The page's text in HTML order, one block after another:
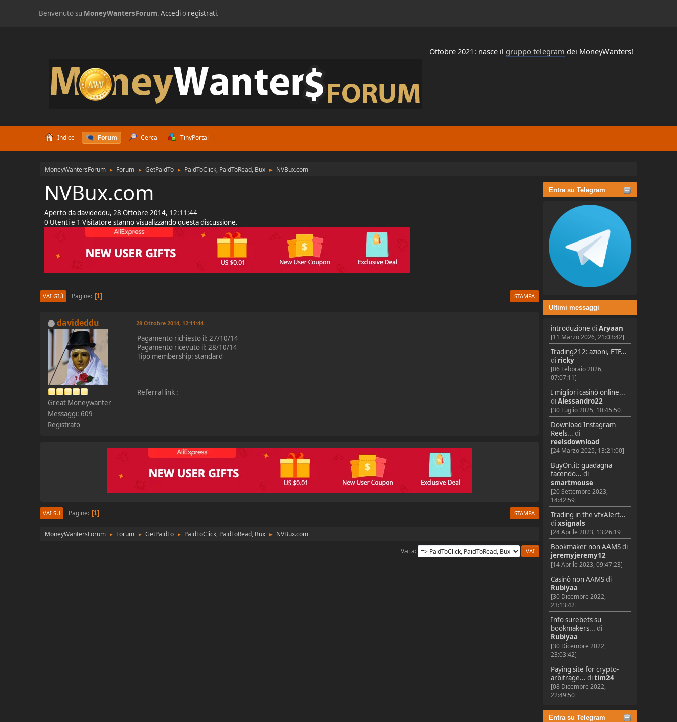
Benvenuto su MoneyWantersForum.Accedio registrati.
Ottobre 2021: nasce il gruppo telegram dei MoneyWanters!
Indice Forum Cerca TinyPortal
MoneyWantersForum ► Forum ► GetPaidTo ► PaidToClick, PaidToRead, Bux ► NVBux.com
Entra su Telegram
Ultimi messaggi
introduzione diAryaan
[11 Marzo 2026, 21:03:42]
Trading212: azioni, ETF...
di ricky
[06 Febbraio 2026,
07:07:11]
I migliori casinò online...
diAlessandro22
[30 Luglio 2025, 10:45:50]
Download Instagram
Reels... di
reelsdownload
[24 Marzo 2025, 13:21:00]
BuyOn.it: guadagna
facendo... di
smartmouse
[20 Settembre 2023,
14:42:59]
Trading in the vfxAlert...
dixsignals
[24 Aprile 2023, 13:26:19]
Bookmaker non AAMSdi
jeremyjeremy12
[14 Aprile 2023, 09:47:23]
Casinò non AAMSdi
Rubiyaa
[30 Dicembre 2022,
23:13:42]
Info surebets su
bookmakers... di
Rubiyaa
[30 Dicembre 2022,
23:03:42]
Paying site for crypto-
arbitrage... ditim24
[08 Dicembre 2022,
22:49:50]
Entra su Telegram
NVBux.com
Aperto da davideddu, 28 Ottobre 2014, 12:11:44
0 Utenti e 1 Visitatore stanno visualizzando questa discussione.
STAMPA
VAI GIÙ Pagine 1
davideddu
Great Moneywanter
Messaggi: 609
Registrato
28 Ottobre 2014, 12:11:44
Pagamento richiesto il: 27/10/14
Pagamento ricevuto il: 28/10/14
Tipo membership: standard
Referral link :
STAMPA
VAI SU Pagine 1
MoneyWantersForum ► Forum ► GetPaidTo ► PaidToClick, PaidToRead, Bux ►
NVBux.com
Vai a